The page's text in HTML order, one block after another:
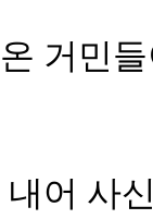
거민
어 사